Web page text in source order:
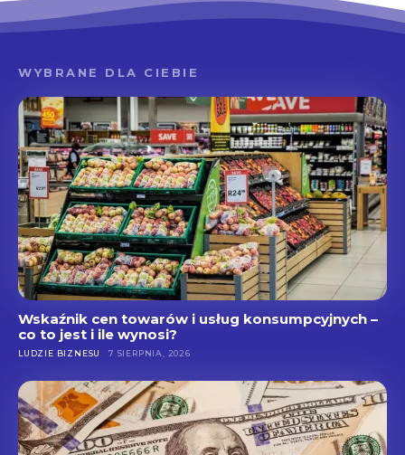
WYBRANE DLA CIEBIE
Wskaźnik cen towarów i usług konsumpcyjnych –
co to jest i ile wynosi?
LUDZIE BIZNESU 7 SIERPNIA, 2026